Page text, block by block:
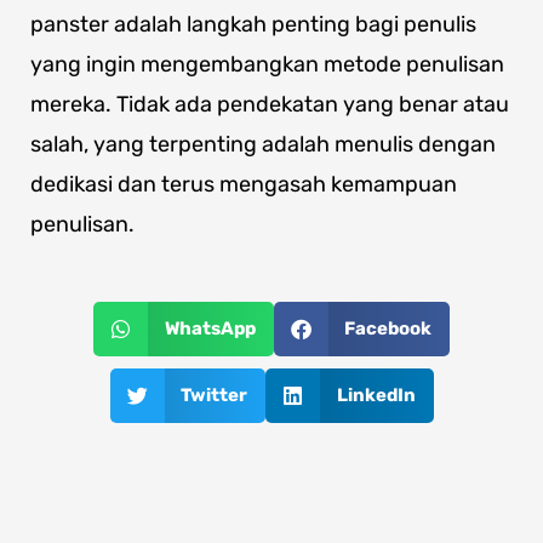
panster adalah langkah penting bagi penulis
yang ingin mengembangkan metode penulisan
mereka. Tidak ada pendekatan yang benar atau
salah, yang terpenting adalah menulis dengan
dedikasi dan terus mengasah kemampuan
penulisan.
WhatsApp Facebook
Twitter LinkedIn